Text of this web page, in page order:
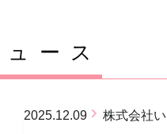
ュース
2025.12.09 株式会社